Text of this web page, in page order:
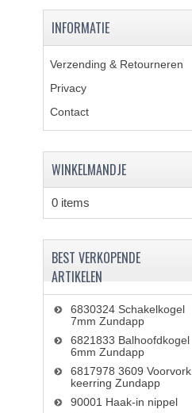
INFORMATIE
Verzending & Retourneren
Privacy
Contact
WINKELMANDJE
0 items
BEST VERKOPENDE
ARTIKELEN
6830324 Schakelkogel
7mm Zundapp
6821833 Balhoofdkogel
6mm Zundapp
6817978 3609 Voorvork
keerring Zundapp
90001 Haak-in nippel